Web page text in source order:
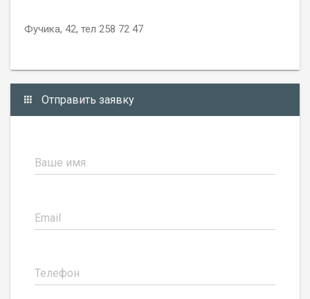
Фучика, 42, тел 258 72 47
Отправить заявку